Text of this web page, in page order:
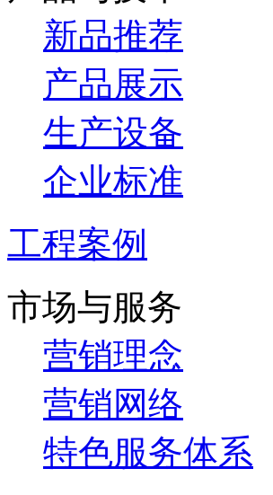
新品推荐
产品展示
生产设备
企业标准
工程案例
市场与服务
营销理念
营销网络
特色服务体系